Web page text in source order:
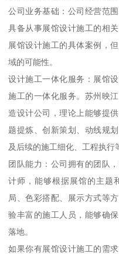
公司业务基础：公司经营范
具备从事展馆设计施工的相
展馆设计施工的具体案例，
域的可能性。
设计施工一体化服务：展馆
施工的一体化服务。苏州映
造设计公司，理论上能够提
题提炼、创新策划、动线规
及后续的施工细化、工程执行
团队能力：公司拥有的团队
计师，能够根据展馆的主题
局、色彩搭配、展示方式等
验丰富的施工人员，能够确
落地。
如果你有展馆设计施工的需